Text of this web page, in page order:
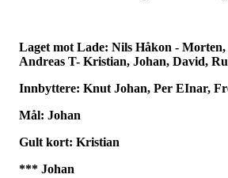
Laget mot Lade: Nils Håkon - Morten,
Andreas T- Kristian, Johan, David,
Innbyttere: Knut Johan, Per EInar,
Mål: Johan
Gult kort: Kristian
*** Johan